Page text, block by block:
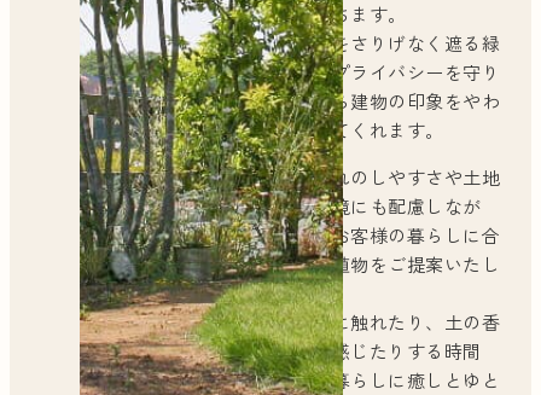
役立ちます。
視線をさりげなく遮る緑
は、プライバシーを守り
ながら建物の印象をやわ
らげてくれます。
手入れのしやすさや土地
の環境にも配慮しなが
ら、お客様の暮らしに合
った植物をご提案いたし
ます。
植物に触れたり、土の香
りを感じたりする時間
は、暮らしに癒しとゆと